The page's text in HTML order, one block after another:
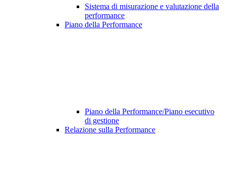
Sistema di misurazione e valutazione della
performance
Piano della Performance
Piano della Performance/Piano esecutivo
di gestione
Relazione sulla Performance